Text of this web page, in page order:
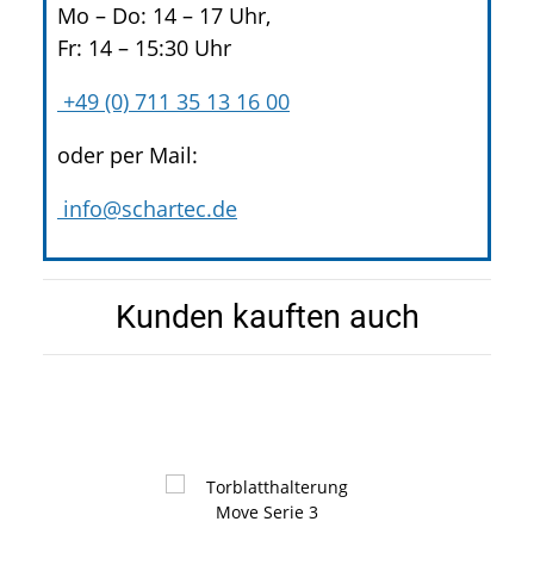
Mo – Do: 14 – 17 Uhr,
Fr: 14 – 15:30 Uhr
+49 (0) 711 35 13 16 00
oder per Mail:
info@schartec.de
Kunden kauften auch